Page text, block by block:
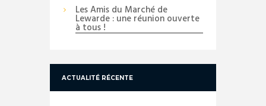
Les Amis du Marché de
Lewarde : une réunion ouverte
à tous !
ACTUALITÉ RÉCENTE